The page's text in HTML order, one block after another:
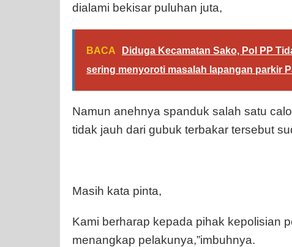
dialami bekisar puluhan juta,
BACA
Diduga Kecamatan Sako, Pol PP
sering menyoroti masalah lapangan parkir
Namun anehnya spanduk salah satu
tidak jauh dari gubuk terbakar tersebut
Masih kata pinta,
Kami berharap kepada pihak kepolisian
menangkap pelakunya,”imbuhnya.